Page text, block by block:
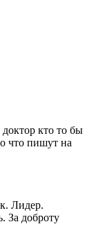
кто то бы
что пишут на
Лидер.
За доброту